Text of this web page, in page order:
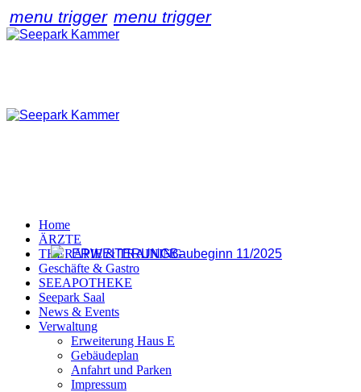
menu trigger menu trigger
ERWEITERUNGBaubeginn 11/2025
Home
ÄRZTE
THERAPIE & TRAINING
Geschäfte & Gastro
SEEAPOTHEKE
Seepark Saal
News & Events
Verwaltung
Erweiterung Haus E
Gebäudeplan
Anfahrt und Parken
Impressum